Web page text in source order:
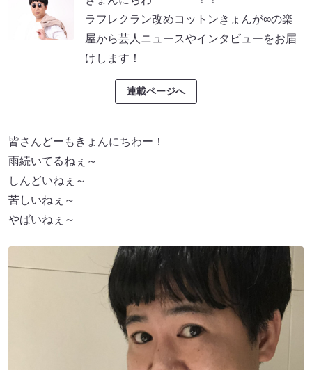
ラフレクラン改めコットンきょんが∞の楽
屋から芸人ニュースやインタビューをお届
けします！
連載ページへ
皆さんどーもきょんにちわー！
雨続いてるねぇ～
しんどいねぇ～
苦しいねぇ～
やばいねぇ～